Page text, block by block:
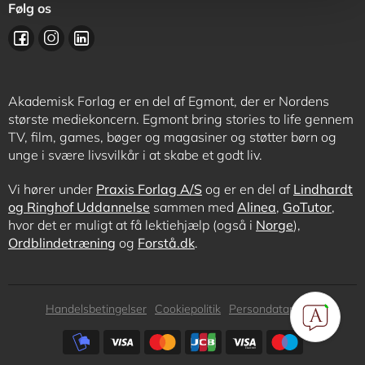
Følg os
Akademisk Forlag er en del af Egmont, der er Nordens
største mediekoncern. Egmont bring stories to life gennem
TV, film, games, bøger og magasiner og støtter børn og
unge i svære livsvilkår i at skabe et godt liv.
Vi hører under Praxis Forlag A/S og er en del af Lindhardt
og Ringhof Uddannelse sammen med Alinea, GoTutor,
hvor det er muligt at få lektiehjælp (også i Norge),
Ordblindetræning og Forstå.dk.
Subfooter
Handelsbetingelser Cookiepolitik
Persondatapolitik
Subfooter
payment